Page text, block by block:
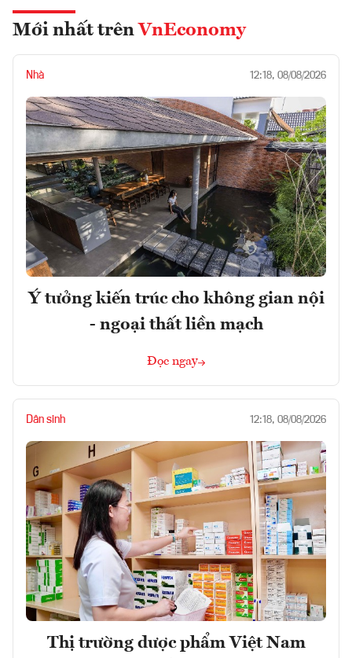
Mới nhất trên VnEconomy
Nhà 12:18, 08/08/2026
Ý tưởng kiến trúc cho không gian nội
- ngoại thất liền mạch
Đọc ngay
Dân sinh 12:18, 08/08/2026
Thị trường dược phẩm Việt Nam